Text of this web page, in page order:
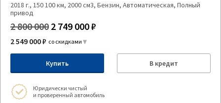
2018 г., 150 100 км, 2000 см3, Бензин, Автоматическая, Полный
привод
2 800 000 2 749 000 ₽
2 549 000 ₽ со скидками
Купить В кредит
Юридически чистый
и проверенный автомобиль